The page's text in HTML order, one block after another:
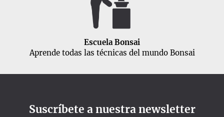
Escuela Bonsai
Aprende todas las técnicas del mundo Bonsai
Suscríbete a nuestra newsletter